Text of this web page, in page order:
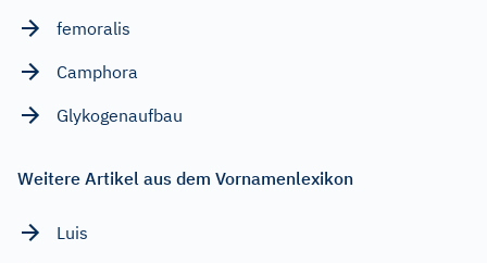
femoralis
Camphora
Glykogenaufbau
Weitere Artikel aus dem Vornamenlexikon
Luis